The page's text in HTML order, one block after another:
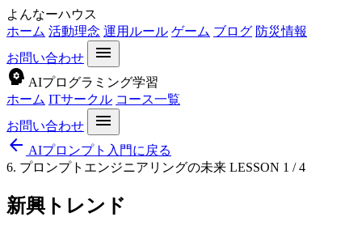
よんなーハウス
ホーム 活動理念 運用ルール ゲーム ブログ 防災情報
お問い合わせ
menu
psychology AIプログラミング学習
ホーム ITサークル コース一覧
お問い合わせ
menu
arrow_back AIプロンプト入門に戻る
6. プロンプトエンジニアリングの未来 LESSON 1 / 4
新興トレンド